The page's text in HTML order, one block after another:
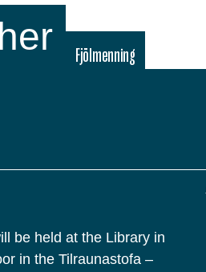
Fjölmenning
be held at the Library in
in the Tilraunastofa –